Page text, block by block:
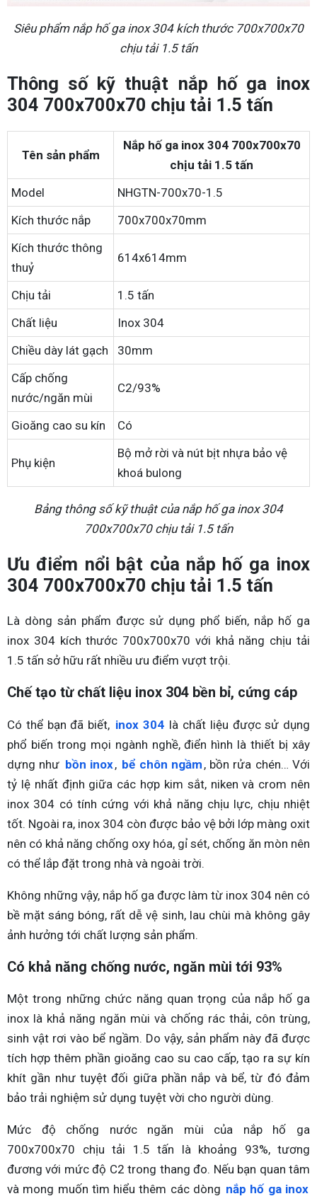
Siêu phẩm nắp hố ga inox 304 kích thước 700x700x70
chịu tải 1.5 tấn
Thông số kỹ thuật nắp hố ga inox
304 700x700x70 chịu tải 1.5 tấn
Tên sản phẩm
Nắp hố ga inox 304 700x700x70
chịu tải 1.5 tấn
Model
NHGTN-700x70-1.5
Kích thước nắp
700x700x70mm
Kích thước thông
thuỷ
614x614mm
Chịu tải
1.5 tấn
Chất liệu
Inox 304
Chiều dày lát gạch
30mm
Cấp chống
nước/ngăn mùi
C2/93%
Gioăng cao su kín Có
Phụ kiện
Bộ mở rời và nút bịt nhựa bảo vệ
khoá bulong
Bảng thông số kỹ thuật của nắp hố ga inox 304
700x700x70 chịu tải 1.5 tấn
Ưu điểm nổi bật của nắp hố ga inox
304 700x700x70 chịu tải 1.5 tấn
Là dòng sản phẩm được sử dụng phổ biến, nắp hố ga
inox 304 kích thước 700x700x70 với khả năng chịu tải
1.5 tấn sở hữu rất nhiều ưu điểm vượt trội.
Chế tạo từ chất liệu inox 304 bền bỉ, cứng cáp
Có thể bạn đã biết, inox 304 là chất liệu được sử dụng
phổ biến trong mọi ngành nghề, điển hình là thiết bị xây
dựng như bồn inox, bể chôn ngầm , bồn rửa chén… Với
tỷ lệ nhất định giữa các hợp kim sắt, niken và crom nên
inox 304 có tính cứng với khả năng chịu lực, chịu nhiệt
tốt. Ngoài ra, inox 304 còn được bảo vệ bởi lớp màng oxit
nên có khả năng chống oxy hóa, gỉ sét, chống ăn mòn nên
có thể lắp đặt trong nhà và ngoài trời.
Không những vậy, nắp hố ga được làm từ inox 304 nên có
bề mặt sáng bóng, rất dễ vệ sinh, lau chùi mà không gây
ảnh hưởng tới chất lượng sản phẩm.
Có khả năng chống nước, ngăn mùi tới 93%
Một trong những chức năng quan trọng của nắp hố ga
inox là khả năng ngăn mùi và chống rác thải, côn trùng,
sinh vật rơi vào bể ngầm. Do vậy, sản phẩm này đã được
tích hợp thêm phần gioăng cao su cao cấp, tạo ra sự kín
khít gần như tuyệt đối giữa phần nắp và bể, từ đó đảm
bảo trải nghiệm sử dụng tuyệt vời cho người dùng.
Mức độ chống nước ngăn mùi của nắp hố ga
700x700x70 chịu tải 1.5 tấn là khoảng 93%, tương
đương với mức độ C2 trong thang đo. Nếu bạn quan tâm
và mong muốn tìm hiểu thêm các dòng nắp hố ga inox